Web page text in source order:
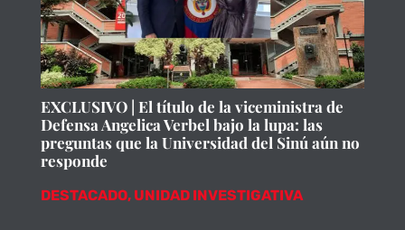
EXCLUSIVO | El título de la viceministra de
Defensa Angelica Verbel bajo la lupa: las
preguntas que la Universidad del Sinú aún no
responde
DESTACADO, UNIDAD INVESTIGATIVA